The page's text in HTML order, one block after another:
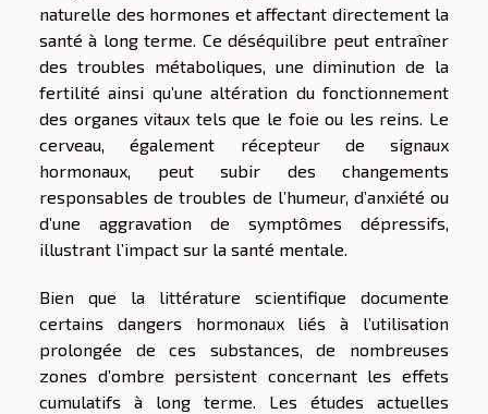
naturelle des hormones et affectant directement la
santé à long terme. Ce déséquilibre peut entraîner
des troubles métaboliques, une diminution de la
fertilité ainsi qu’une altération du fonctionnement
des organes vitaux tels que le foie ou les reins. Le
cerveau, également récepteur de signaux
hormonaux, peut subir des changements
responsables de troubles de l’humeur, d’anxiété ou
d’une aggravation de symptômes dépressifs,
illustrant l’impact sur la santé mentale.
Bien que la littérature scientifique documente
certains dangers hormonaux liés à l’utilisation
prolongée de ces substances, de nombreuses
zones d’ombre persistent concernant les effets
cumulatifs à long terme. Les études actuelles